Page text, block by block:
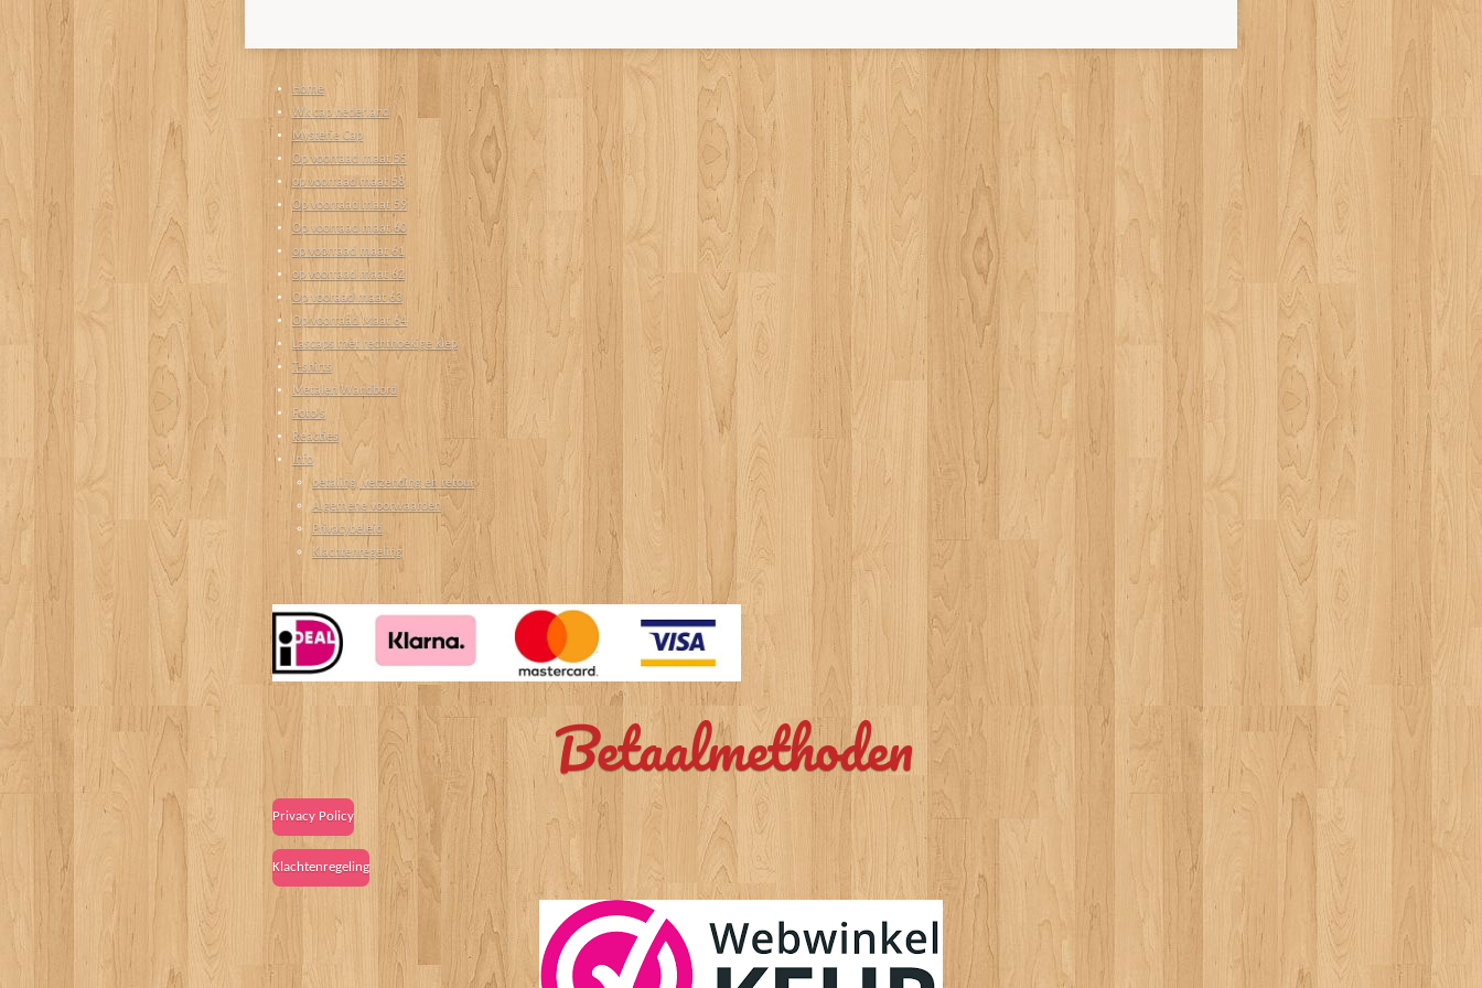
Home
Wk cap nederland
Mysterie Cap
Op voorraad maat 55
op voorraad maat 58
Op voorraad maat 59
Op voorraad maat 60
op voorraad maat 61
op voorraad maat 62
Op vooraad maat 63
Op voorraad Maat 64
Lascaps met rechthoekige klep
T-shirts
Metalen Wandbord
Foto's
Reacties
Info
betaling, verzending en retour
Algemene voorwaarden
Privacybeleid
Klachtenregeling
Betaalmethoden
Privacy Policy
Klachtenregeling